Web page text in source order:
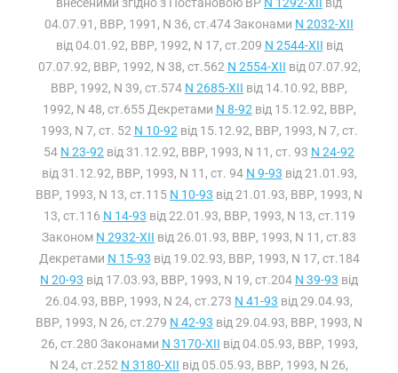
04.07.91, ВВР, 1991, N 36, ст.474 Законами N 2032-XII
від 04.01.92, ВВР, 1992, N 17, ст.209 N 2544-XII від
07.07.92, ВВР, 1992, N 38, ст.562 N 2554-XII від 07.07.92,
ВВР, 1992, N 39, ст.574 N 2685-XII від 14.10.92, ВВР,
1992, N 48, ст.655 Декретами N 8-92 від 15.12.92, ВВР,
1993, N 7, ст. 52 N 10-92 від 15.12.92, ВВР, 1993, N 7, ст.
54 N 23-92 від 31.12.92, ВВР, 1993, N 11, ст. 93 N 24-92
від 31.12.92, ВВР, 1993, N 11, ст. 94 N 9-93 від 21.01.93,
ВВР, 1993, N 13, ст.115 N 10-93 від 21.01.93, ВВР, 1993, N
13, ст.116 N 14-93 від 22.01.93, ВВР, 1993, N 13, ст.119
Законом N 2932-XII від 26.01.93, ВВР, 1993, N 11, ст.83
Декретами N 15-93 від 19.02.93, ВВР, 1993, N 17, ст.184
N 20-93 від 17.03.93, ВВР, 1993, N 19, ст.204 N 39-93 від
26.04.93, ВВР, 1993, N 24, ст.273 N 41-93 від 29.04.93,
ВВР, 1993, N 26, ст.279 N 42-93 від 29.04.93, ВВР, 1993, N
26, ст.280 Законами N 3170-XII від 04.05.93, ВВР, 1993,
N 24, ст.252 N 3180-XII від 05.05.93, ВВР, 1993, N 26,